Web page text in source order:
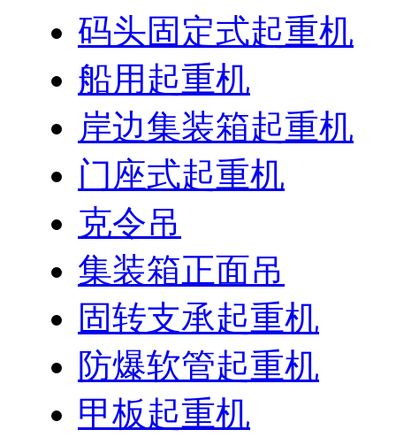
码头固定式起重机
船用起重机
岸边集装箱起重机
门座式起重机
克令吊
集装箱正面吊
固转支承起重机
防爆软管起重机
甲板起重机